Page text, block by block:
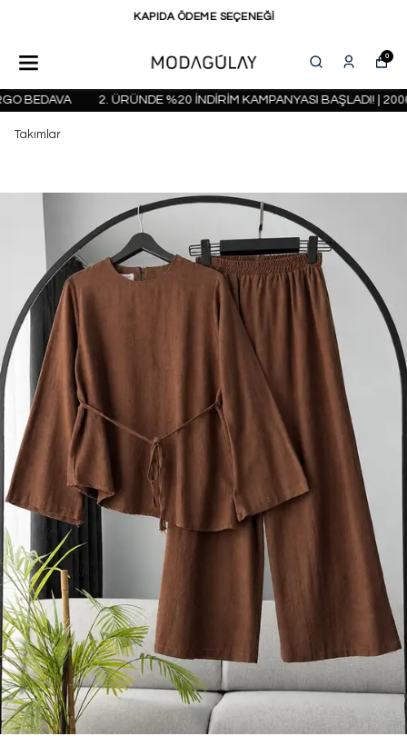
KAPIDA ÖDEME SEÇENEĞİ
0
BEDAVA 2. ÜRÜNDE %20 İNDİRİM KAMPANYASI BAŞLADI! | 2000
Takımlar